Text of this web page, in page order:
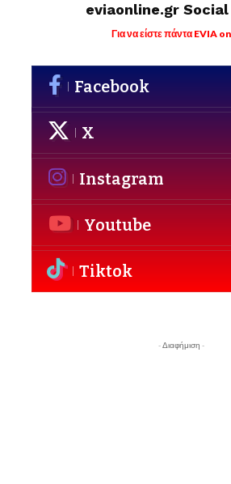
eviaonline.gr
Για να είστε πάντα EVIA
Facebook
X
Instagram
Youtube
Tiktok
- Διαφήμιση -